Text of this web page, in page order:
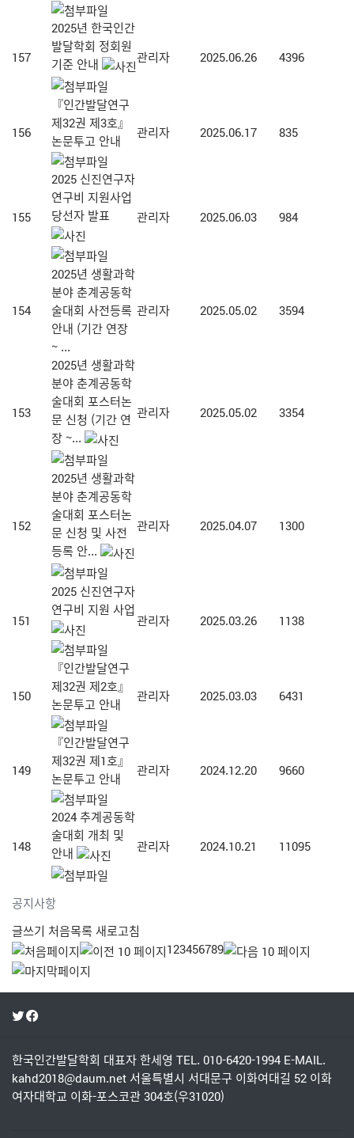
공지사항
157
2025년 한국인간
발달학회 정회원
기준 안내
관리자 2025.06.26 4396
156
『인간발달연구
제32권 제3호』
논문투고 안내
관리자 2025.06.17 835
155
2025 신진연구자
연구비 지원사업
당선자 발표
관리자 2025.06.03 984
154
2025년 생활과학
분야 춘계공동학
술대회 사전등록
안내 (기간 연장
~ ...
관리자 2025.05.02 3594
153
2025년 생활과학
분야 춘계공동학
술대회 포스터논
문 신청 (기간 연
장 ~...
관리자 2025.05.02 3354
152
2025년 생활과학
분야 춘계공동학
술대회 포스터논
문 신청 및 사전
등록 안...
관리자 2025.04.07 1300
151
2025 신진연구자
연구비 지원 사업
관리자 2025.03.26 1138
150
『인간발달연구
제32권 제2호』
논문투고 안내
관리자 2025.03.03 6431
149
『인간발달연구
제32권 제1호』
논문투고 안내
관리자 2024.12.20 9660
148
2024 추계공동학
술대회 개최 및
안내
관리자 2024.10.21 11095
글쓰기 처음목록새로고침
123456789
한국인간발달학회 대표자 한세영 TEL. 010-6420-1994 E-MAIL.
kahd2018@daum.net 서울특별시 서대문구 이화여대길 52 이화
여자대학교 이화-포스코관 304호(우31020)